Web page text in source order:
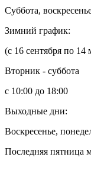
Суббота,
Зимний график:
(с 16 сентября по 14
Вторник - суббота
с 10:00 до 18:00
Выходные дни:
Воскресенье,
Последняя пятница